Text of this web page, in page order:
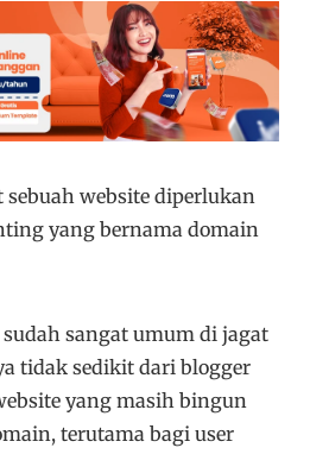
website diperlukan
yang bernama domain
sangat umum di jagat
tidak sedikit dari blogger
yang masih bingun
terutama bagi user